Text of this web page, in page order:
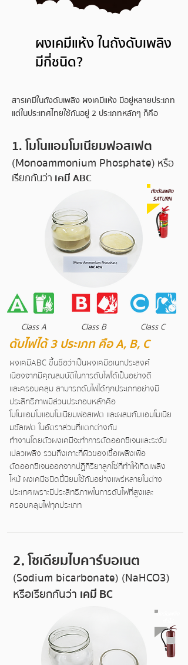
ผงเคมีแห้ง ในถังดับเพลิง
มีกี่ชนิด?
สารเคมีในถังดับเพลิง ผงเคมีแห้ง มีอยู่หลายประเภท
แต่ในประเทศไทยใช้กันอยู่ 2 ประเภทหลักๆ ก็คือ
1. โมโนแอมโมเนียมฟอสเฟต
(Monoammonium Phosphate) หรือ
เรียกกันว่า เคมี ABC
Class A Class B Class C
ดับไฟได้ 3 ประเภท คือ A, B, C
ผงเคมีABC ขึ้นชื่อว่าเป็นผงเคมีอเนกประสงค์
เนื่องจากมีคุณสมบัติในการดับไฟได้เป็นอย่างดี
และครอบคลุม สามารถดับไฟได้ทุกประเภทอย่างมี
ประสิทธิภาพมีส่วนประกอบหลักคือ
โมโนแอมโมแอมโมเนียมฟอสเฟต และผสมกับแอมโมเนีย
มซัลเฟต ในอัตราส่วนที่แตกต่างกัน
ทำงานโดยตัวผงเคมีจะทำการตัดออกซิเจนและระงับ
เปลวเพลิง รวมถึงเกาะที่ผิวของเชื้อเพลิงเพื่อ
ตัดออกซิเจนออกจากปฏิกิริยาลูกโซ่ที่ทำให้เกิดเพลิง
ไหม้ ผงเคมีชนิดนี้นิยมใช้กันอย่างแพร่หลายในต่าง
ประเทศเพราะมีประสิทธิภาพในการดับไฟที่สูงและ
ครอบคลุมไฟทุกประเภท
ถังดับเพลิง
SATURN
2. โซเดียมไบคาร์บอเนต
(Sodium bicarbonate) (NaHCO3)
หรือเรียกกันว่า เคมี BC
ถังดับเพลิง